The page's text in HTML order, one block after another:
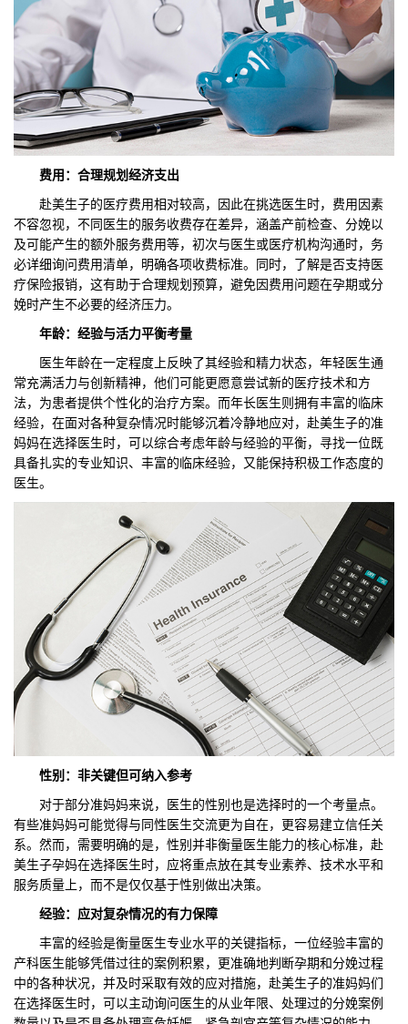
费用：合理规划经济支出
赴美生子的医疗费用相对较高，因此在挑选医生时，费用因素
不容忽视，不同医生的服务收费存在差异，涵盖产前检查、分娩以
及可能产生的额外服务费用等，初次与医生或医疗机构沟通时，务
必详细询问费用清单，明确各项收费标准。同时，了解是否支持医
疗保险报销，这有助于合理规划预算，避免因费用问题在孕期或分
娩时产生不必要的经济压力。
年龄：经验与活力平衡考量
医生年龄在一定程度上反映了其经验和精力状态，年轻医生通
常充满活力与创新精神，他们可能更愿意尝试新的医疗技术和方
法，为患者提供个性化的治疗方案。而年长医生则拥有丰富的临床
经验，在面对各种复杂情况时能够沉着冷静地应对，赴美生子的准
妈妈在选择医生时，可以综合考虑年龄与经验的平衡，寻找一位既
具备扎实的专业知识、丰富的临床经验，又能保持积极工作态度的
医生。
性别：非关键但可纳入参考
对于部分准妈妈来说，医生的性别也是选择时的一个考量点。
有些准妈妈可能觉得与同性医生交流更为自在，更容易建立信任关
系。然而，需要明确的是，性别并非衡量医生能力的核心标准，赴
美生子孕妈在选择医生时，应将重点放在其专业素养、技术水平和
服务质量上，而不是仅仅基于性别做出决策。
经验：应对复杂情况的有力保障
丰富的经验是衡量医生专业水平的关键指标，一位经验丰富的
产科医生能够凭借过往的案例积累，更准确地判断孕期和分娩过程
中的各种状况，并及时采取有效的应对措施，赴美生子的准妈妈们
在选择医生时，可以主动询问医生的从业年限、处理过的分娩案例